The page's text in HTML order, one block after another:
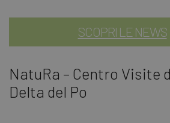
SCOPRI LE NEWS
NatuRa – Centro Visite
Delta del Po